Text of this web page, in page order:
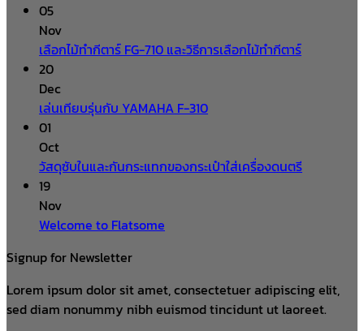
05
Nov
เลือกไม้ทำกีตาร์ FG-710 และวิธีการเลือกไม้ทำกีตาร์
20
Dec
เล่นเทียบรุ่นกับ YAMAHA F-310
01
Oct
วัสดุซับในและกันกระแทกของกระเป๋าใส่เครื่องดนตรี
19
Nov
Welcome to Flatsome
Signup for Newsletter
Lorem ipsum dolor sit amet, consectetuer adipiscing elit,
sed diam nonummy nibh euismod tincidunt ut laoreet.